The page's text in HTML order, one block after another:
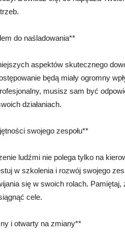
do naśladowania**
aspektów skutecznego
będą miały ogromny
musisz sam być
działaniach.
swojego zespołu**
ludźmi nie polega tylko na
w szkolenia i rozwój swojego
się w swoich rolach.
cele.
i otwarty na zmiany**